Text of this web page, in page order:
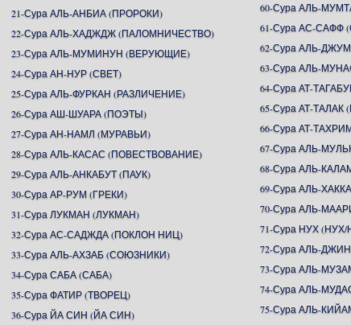
21-Сура АЛЬ-АНБИА (ПРОРОКИ)
22-Сура АЛЬ-ХАДЖДЖ (ПАЛОМНИЧЕСТВО)
23-Сура АЛЬ-МУМИНУН (ВЕРУЮЩИЕ)
24-Сура АН-НУР (СВЕТ)
25-Сура АЛЬ-ФУРКАН (РАЗЛИЧЕНИЕ)
26-Сура АШ-ШУАРА (ПОЭТЫ)
27-Сура АН-НАМЛ (МУРАВЬИ)
28-Сура АЛЬ-КАСАС (ПОВЕСТВОВАНИЕ)
29-Сура АЛЬ-АНКАБУТ (ПАУК)
30-Сура АР-РУМ (ГРЕКИ)
31-Сура ЛУКМАН (ЛУКМАН)
32-Сура АС-САДЖДА (ПОКЛОН НИЦ)
33-Сура АЛЬ-АХЗАБ (СОЮЗНИКИ)
34-Сура САБА (САБА)
35-Сура ФАТИР (ТВОРЕЦ)
36-Сура ЙА СИН (ЙА СИН)
60-Сура АЛЬ-
61-Сура АС-
62-Сура АЛЬ-
63-Сура АЛЬ-
64-Сура АТ-
65-Сура АТ-ТАЛАК
66-Сура АТ-
67-Сура АЛЬ-
68-Сура АЛЬ-
69-Сура АЛЬ-
70-Сура АЛЬ-
71-Сура НУХ
72-Сура АЛЬ-
73-Сура АЛЬ-
74-Сура АЛЬ-
75-Сура АЛЬ-